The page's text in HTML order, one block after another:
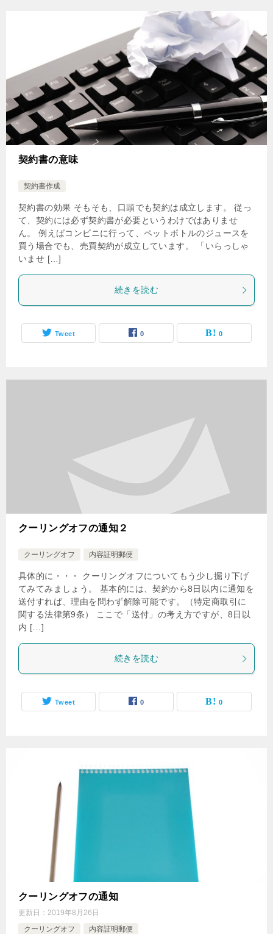
契約書の意味
契約書作成
契約書の効果 そもそも、口頭でも契約は成立します。 従っ
て、契約には必ず契約書が必要というわけではありませ
ん。 例えばコンビニに行って、ペットボトルのジュースを
買う場合でも、売買契約が成立しています。 「いらっしゃ
いませ […]
続きを読む
Tweet 0 0
クーリングオフの通知２
クーリングオフ 内容証明郵便
具体的に・・・ クーリングオフについてもう少し掘り下げ
てみてみましょう。 基本的には、契約から8日以内に通知を
送付すれば、理由を問わず解除可能です。（特定商取引に
関する法律第9条） ここで「送付」の考え方ですが、8日以
内 […]
続きを読む
Tweet 0 0
クーリングオフの通知
更新日： 2019年8月26日
クーリングオフ
内容証明郵便